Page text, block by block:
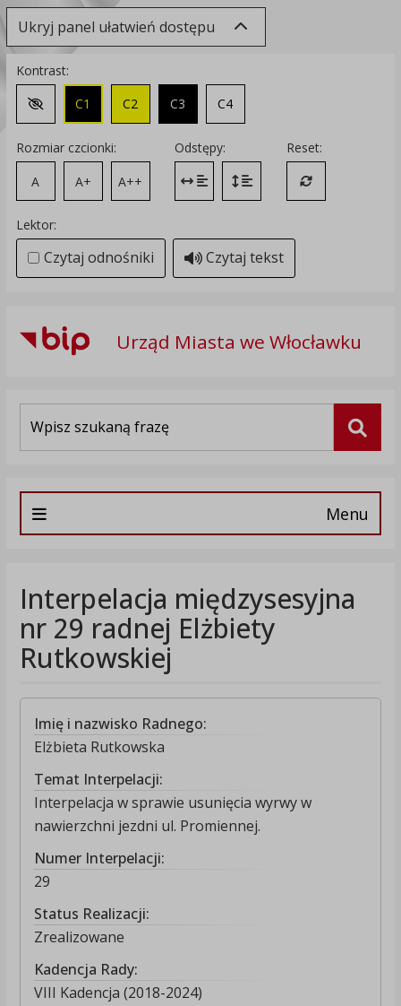
Ukryj panel ułatwień dostępu
Kontrast:
Zmień kontrast na domyślny
C1 C2 C3 C4
Rozmiar czcionki:
A
A+ A++
Odstępy:
Zmień odstęp między literami
Zmień interlinię i margines
Reset:
Przywróć
Lektor:
Czytaj odnośniki Czytaj tekst
Urząd Miasta we Włocławku
Menu
Interpelacja międzysesyjna
nr 29 radnej Elżbiety
Rutkowskiej
Imię i nazwisko Radnego:
Elżbieta Rutkowska
Temat Interpelacji:
Interpelacja w sprawie usunięcia wyrwy w
nawierzchni jezdni ul. Promiennej.
Numer Interpelacji:
29
Status Realizacji:
Zrealizowane
Kadencja Rady:
VIII Kadencja (2018-2024)